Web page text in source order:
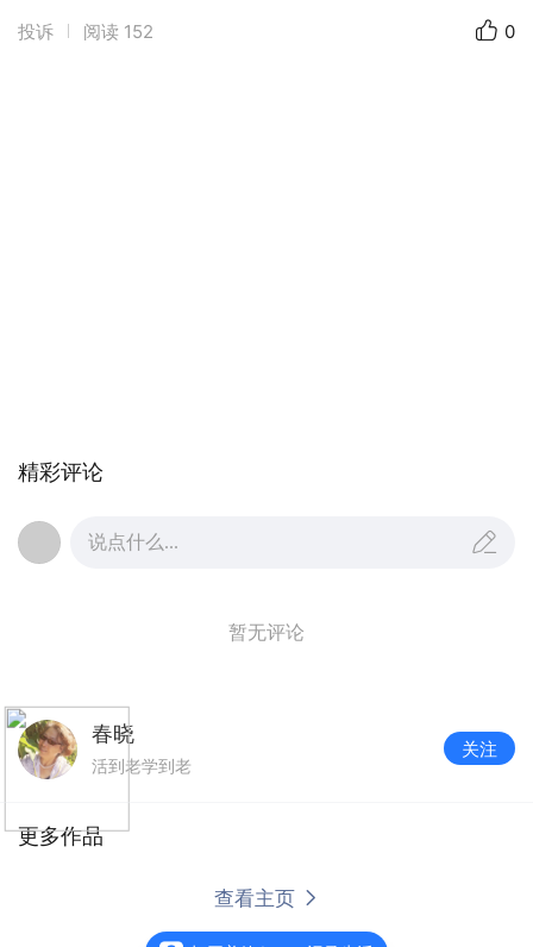
投诉 阅读 152 0
精彩评论
说点什么...
暂无评论
春晓
活到老学到老
关注
更多作品
即兴诗词作品2024年的诗词曲赋集锦